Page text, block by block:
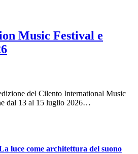
Music Festival e
del Cilento International Music
dal 13 al 15 luglio 2026…
luce come architettura del suono